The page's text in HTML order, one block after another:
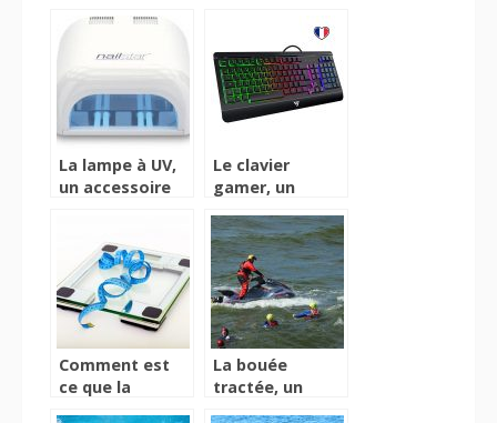
de vos crêpes
les adolescents.
La lampe à UV,
un accessoire
ongles
Le clavier
gamer, un
améliorateur
des
performances
de jeux vidéos
Comment est
ce que la
La bouée
tractée, un